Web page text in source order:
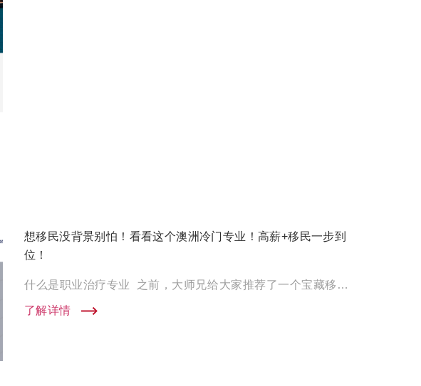
想移民没背景别怕！看看这个澳洲冷门专业！高薪+移民一步到
位！
什么是职业治疗专业 之前，大师兄给大家推荐了一个宝藏移民专业 物理理疗 不仅薪资高而且移民概率还高。 但大家 […]
了解详情